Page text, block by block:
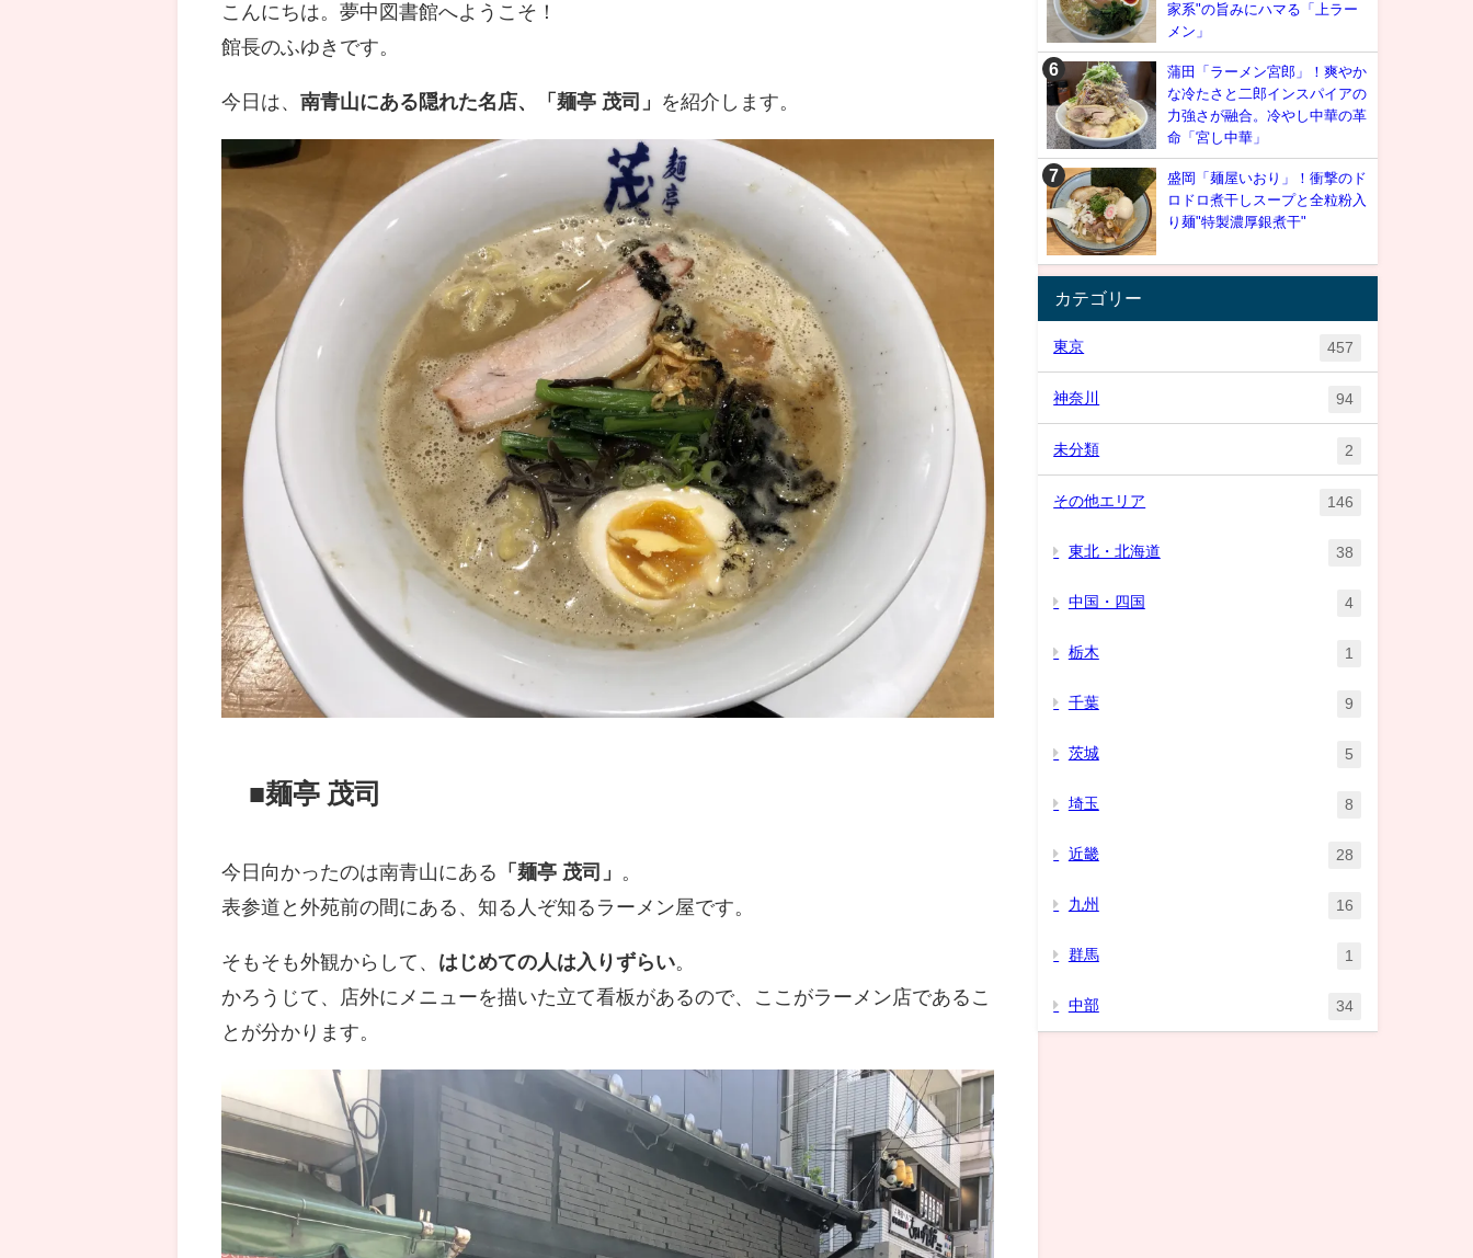
こんにちは。夢中図書館へようこそ！
館長のふゆきです。
今日は、南青山にある隠れた名店、「麺亭 茂司」 を紹介します。
■麺亭 茂司
今日向かったのは南青山にある 「麺亭 茂司」 。
表参道と外苑前の間にある、知る人ぞ知るラーメン屋です。
そもそも外観からして、 はじめての人は入りずらい。
かろうじて、店外にメニューを描いた立て看板があるので、ここがラーメン店であるこ
とが分かります。
家系"の旨みにハマる「上ラー
メン」
蒲田「ラーメン宮郎」！爽やか
な冷たさと二郎インスパイアの
力強さが融合。冷やし中華の革
命「宮し中華」
盛岡「麺屋いおり」！衝撃のド
ロドロ煮干しスープと全粒粉入
り麺"特製濃厚銀煮干"
カテゴリー
東京 457
神奈川 94
未分類 2
その他エリア 146
東北・北海道 38
中国・四国 4
栃木 1
千葉 9
茨城 5
埼玉 8
近畿 28
九州 16
群馬 1
中部 34